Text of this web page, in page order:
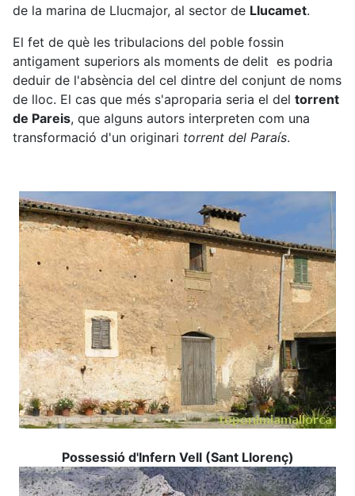
de la marina de Llucmajor, al sector de Llucamet.
El fet de què les tribulacions del poble fossin
antigament superiors als moments de delit es podria
deduir de l'absència del cel dintre del conjunt de noms
de lloc. El cas que més s'aproparia seria el del torrent
de Pareis, que alguns autors interpreten com una
transformació d'un originari torrent del Paraís.
Possessió d'Infern Vell (Sant Llorenç)